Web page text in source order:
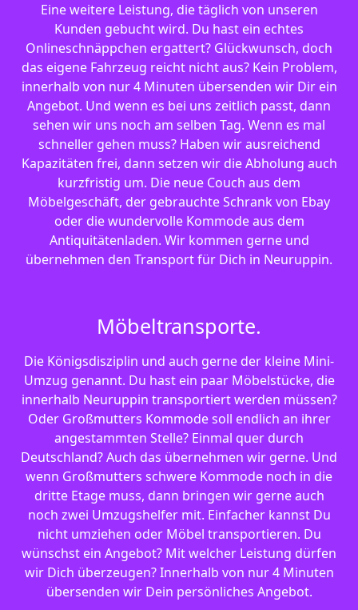
Eine weitere Leistung, die täglich von unseren
Kunden gebucht wird. Du hast ein echtes
Onlineschnäppchen ergattert? Glückwunsch, doch
das eigene Fahrzeug reicht nicht aus? Kein Problem,
innerhalb von nur 4 Minuten übersenden wir Dir ein
Angebot. Und wenn es bei uns zeitlich passt, dann
sehen wir uns noch am selben Tag. Wenn es mal
schneller gehen muss? Haben wir ausreichend
Kapazitäten frei, dann setzen wir die Abholung auch
kurzfristig um. Die neue Couch aus dem
Möbelgeschäft, der gebrauchte Schrank von Ebay
oder die wundervolle Kommode aus dem
Antiquitätenladen. Wir kommen gerne und
übernehmen den Transport für Dich in Neuruppin.
Möbeltransporte.
Die Königsdisziplin und auch gerne der kleine Mini-
Umzug genannt. Du hast ein paar Möbelstücke, die
innerhalb Neuruppin transportiert werden müssen?
Oder Großmutters Kommode soll endlich an ihrer
angestammten Stelle? Einmal quer durch
Deutschland? Auch das übernehmen wir gerne. Und
wenn Großmutters schwere Kommode noch in die
dritte Etage muss, dann bringen wir gerne auch
noch zwei Umzugshelfer mit. Einfacher kannst Du
nicht umziehen oder Möbel transportieren. Du
wünschst ein Angebot? Mit welcher Leistung dürfen
wir Dich überzeugen? Innerhalb von nur 4 Minuten
übersenden wir Dein persönliches Angebot.